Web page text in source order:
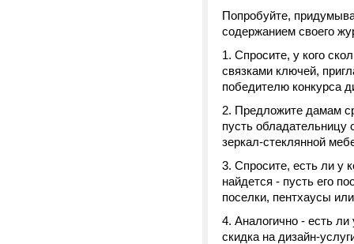
Попробуйте,
содержанием своего
1. Спросите, у кого
связками ключей,
победителю конкурса
2. Предложите дамам
пусть обладательницу
зеркал-стеклянной
3. Спросите, есть ли у
найдется - пусть его
поселки, пентхаусы
4. Аналогично - есть
скидка на дизайн-